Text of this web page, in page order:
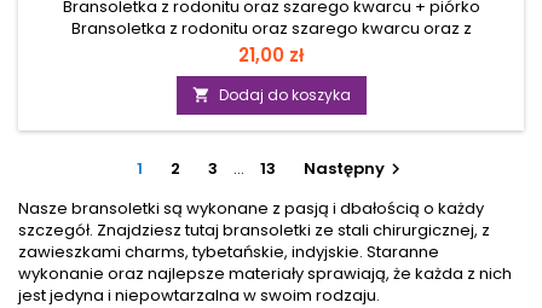
Bransoletka z rodonitu oraz szarego kwarcu + piórko
Bransoletka z rodonitu oraz szarego kwarcu oraz z
metalową wstawką w kształcie piórka - koraliki nawleczone
są na bardzo mocną, elastyczną żyłkę jubilerską, dzięki której
bransoletka łatwo dopasowuje się do nadgarstka. Produkt
nie zawiera niklu, ołowiu i kadmu. Parametry: średnica
koralików: 8 mm ilość koralików: 19 wymiary piórka: 3 x 1 cm
obwód bransoletki: ok. 19 cm Właściwości:...
Cena
21,00 zł
 Dodaj do koszyka
1 2 3 … 13 Następny
Nasze bransoletki są wykonane z pasją i dbałością o każdy
szczegół. Znajdziesz tutaj bransoletki ze stali chirurgicznej, z
zawieszkami charms, tybetańskie, indyjskie. Staranne
wykonanie oraz najlepsze materiały sprawiają, że każda z nich
jest jedyna i niepowtarzalna w swoim rodzaju.